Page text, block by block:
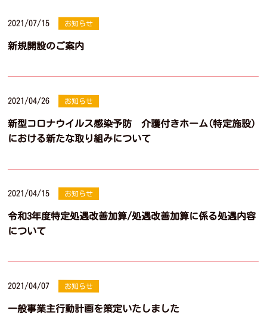
2021/07/15 お知らせ
新規開設のご案内
2021/04/26 お知らせ
新型コロナウイルス感染予防 介護付きホーム(特定施設)
における新たな取り組みについて
2021/04/15 お知らせ
令和3年度特定処遇改善加算/処遇改善加算に係る処遇内容
について
2021/04/07 お知らせ
一般事業主行動計画を策定いたしました